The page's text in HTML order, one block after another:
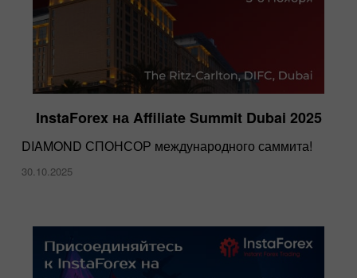
InstaForex на Affiliate Summit Dubai 2025
DIAMOND СПОНСОР международного саммита!
30.10.2025